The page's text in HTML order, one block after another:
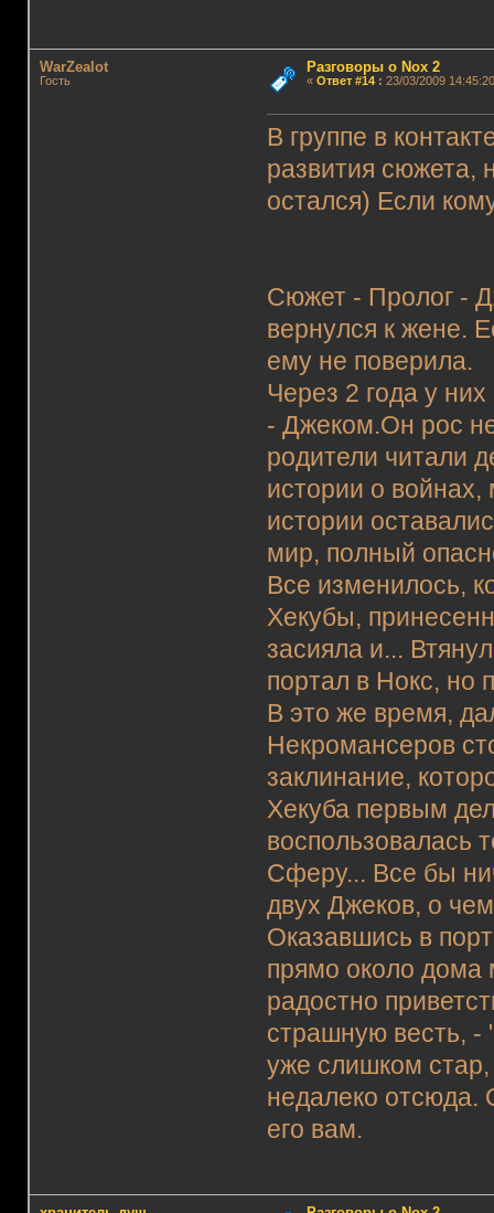
WarZealot
Гость
Разговоры о Nox 2
« Ответ #14: 23/03/2009
В группе в
развития сюжета,
остался) Если
Сюжет - Пролог -
вернулся к жене.
ему не поверила.
Через 2 года у
- Джеком.Он рос
родители читали
истории о
истории
мир, полный
Все изменилось,
Хекубы,
засияла и...
портал в Нокс, но
В это же время,
Некромансеров
заклинание,
Хекуба первым
воспользовалась
Сферу... Все бы
двух Джеков, о
Оказавшись в
прямо около дома
радостно
страшную весть, -
уже слишком стар,
недалеко отсюда.
его вам.